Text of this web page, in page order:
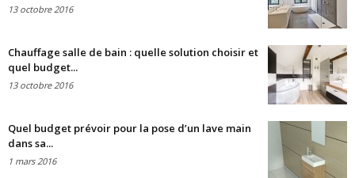
13 octobre 2016
Chauffage salle de bain : quelle solution choisir et
quel budget...
13 octobre 2016
Quel budget prévoir pour la pose d’un lave main
dans sa...
1 mars 2016